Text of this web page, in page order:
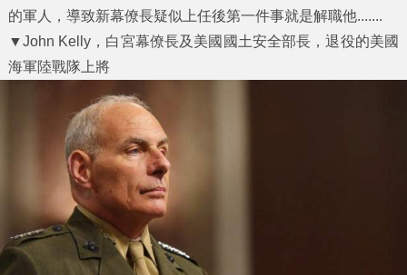
的軍人，導致新幕僚長疑似上任後第一件事就是解職他.......
▼John Kelly，白宮幕僚長及美國國土安全部長，退役的美國
海軍陸戰隊上將